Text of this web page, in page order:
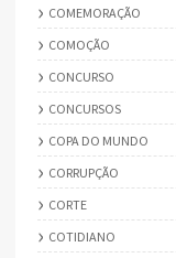
COMEMORAÇÃO
COMOÇÃO
CONCURSO
CONCURSOS
COPA DO MUNDO
CORRUPÇÃO
CORTE
COTIDIANO